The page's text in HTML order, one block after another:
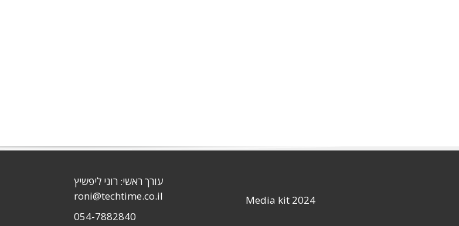
Media kit 2024
עורך ראשי: רוני ליפשיץ
roni@techtime.co.il
054-7882840